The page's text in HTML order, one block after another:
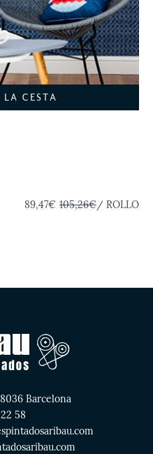
CESTA
89,47€ 105,26€/ ROLLO
Barcelona
58